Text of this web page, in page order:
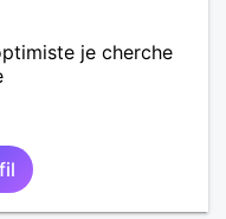
je cherche